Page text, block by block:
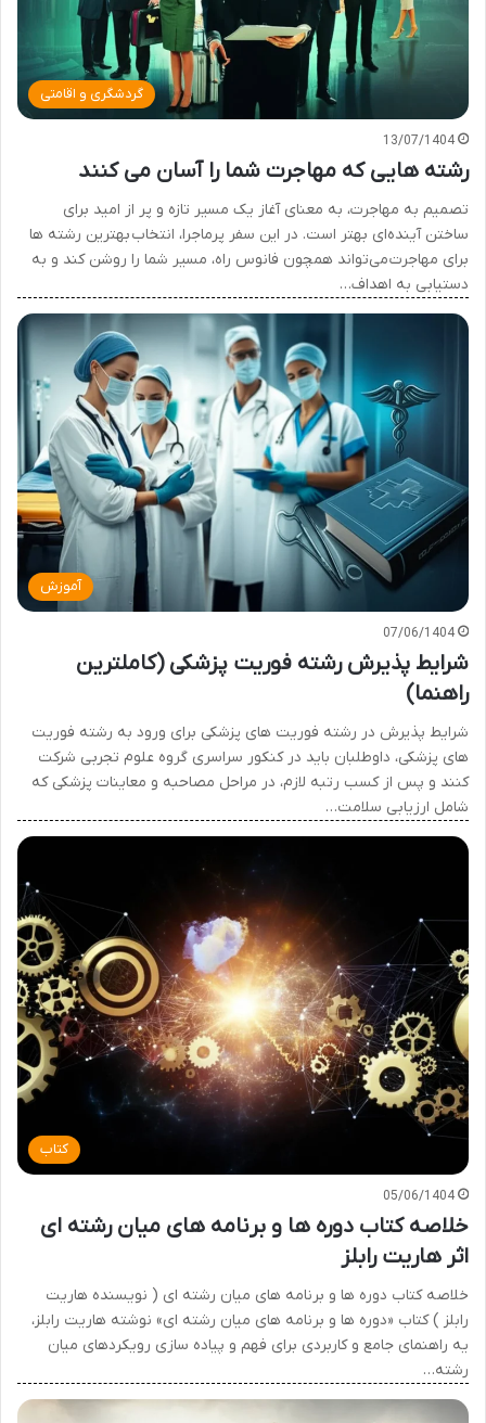
گردشگری و اقامتی
13/07/1404
رشته هایی که مهاجرت شما را آسان می کنند
تصمیم به مهاجرت، به معنای آغاز یک مسیر تازه و پر از امید برای
ساختن آینده‌ای بهتر است. در این سفر پرماجرا، انتخاب بهترین رشته ها
برای مهاجرت می‌تواند همچون فانوس راه، مسیر شما را روشن کند و به
دستیابی به اهداف…
آموزش
07/06/1404
شرایط پذیرش رشته فوریت پزشکی (کاملترین
راهنما)
شرایط پذیرش در رشته فوریت های پزشکی برای ورود به رشته فوریت
های پزشکی، داوطلبان باید در کنکور سراسری گروه علوم تجربی شرکت
کنند و پس از کسب رتبه لازم، در مراحل مصاحبه و معاینات پزشکی که
شامل ارزیابی سلامت…
کتاب
05/06/1404
خلاصه کتاب دوره ها و برنامه های میان رشته ای
اثر هاریت رابلز
خلاصه کتاب دوره ها و برنامه های میان رشته ای ( نویسنده هاریت
رابلز ) کتاب «دوره ها و برنامه های میان رشته ای» نوشته هاریت رابلز،
یه راهنمای جامع و کاربردی برای فهم و پیاده سازی رویکردهای میان
رشته…